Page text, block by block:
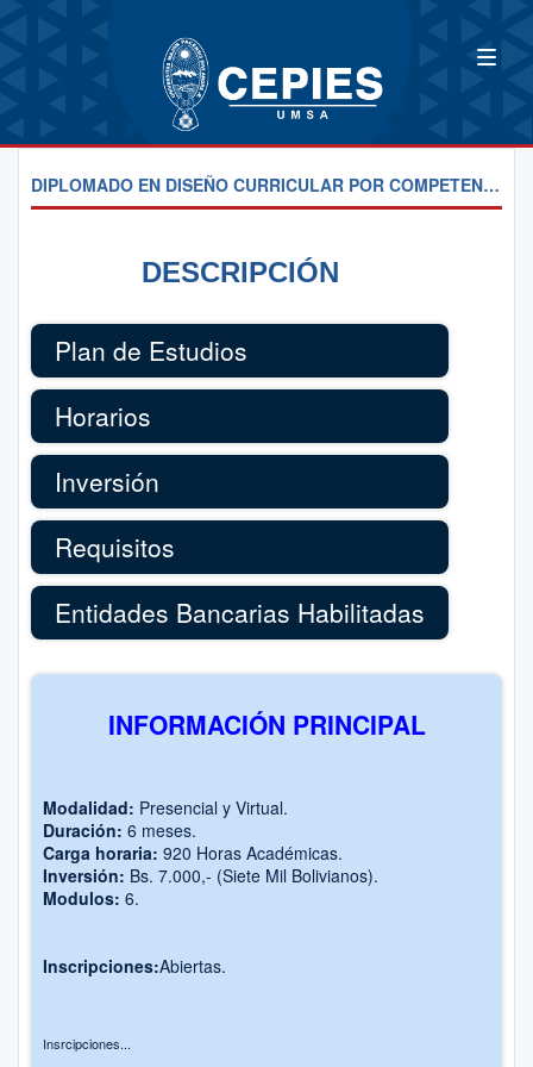
DIPLOMADO EN DISEÑO CURRICULAR POR COMPETENCIAS
DESCRIPCIÓN
Plan de Estudios
Horarios
Inversión
Requisitos
Entidades Bancarias Habilitadas
INFORMACIÓN PRINCIPAL
Modalidad: Presencial y Virtual.
Duración: 6 meses.
Carga horaria: 920 Horas Académicas.
Inversión: Bs. 7.000,- (Siete Mil Bolivianos).
Modulos: 6.
Inscripciones:Abiertas.
Insrcipciones...